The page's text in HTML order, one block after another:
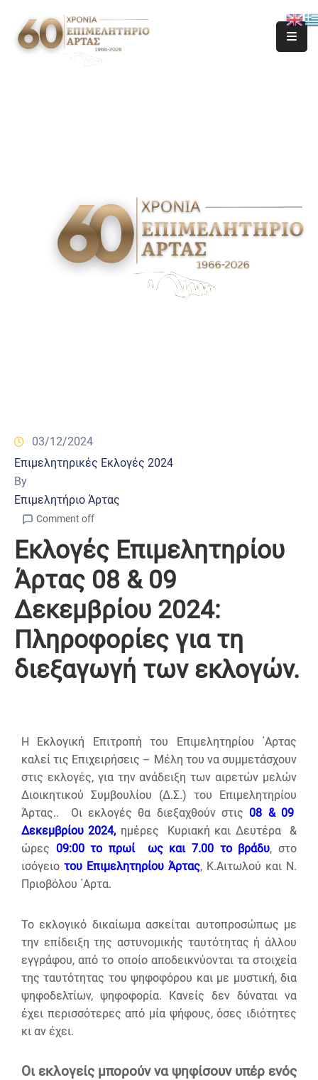
03/12/2024
Επιμελητηρικές Εκλογές 2024
By
Επιμελητήριο Άρτας
Comment off
Εκλογές Επιμελητηρίου
Άρτας 08 & 09
Δεκεμβρίου 2024:
Πληροφορίες για τη
διεξαγωγή των εκλογών.
Η Εκλογική Επιτροπή του Επιμελητηρίου ΄Αρτας
καλεί τις Επιχειρήσεις – Μέλη του να συμμετάσχουν
στις εκλογές, για την ανάδειξη των αιρετών μελών
Διοικητικού Συμβουλίου (Δ.Σ.) του Επιμελητηρίου
Άρτας.. Οι εκλογές θα διεξαχθούν στις08 & 09
Δεκεμβρίου 2024, ημέρες Κυριακή και Δευτέρα &
ώρες 09:00 το πρωί ως και 7.00 το βράδυ, στο
ισόγειο του Επιμελητηρίου Άρτας, Κ.Αιτωλού και Ν.
Πριοβόλου ΄Αρτα.
Το εκλογικό δικαίωμα ασκείται αυτοπροσώπως με
την επίδειξη της αστυνομικής ταυτότητας ή άλλου
εγγράφου, από το οποίο αποδεικνύονται τα στοιχεία
της ταυτότητας του ψηφοφόρου και με μυστική, δια
ψηφοδελτίων, ψηφοφορία. Κανείς δεν δύναται να
έχει περισσότερες από μία ψήφους, όσες ιδιότητες
κι αν έχει.
Οι εκλογείς μπορούν να ψηφίσουν υπέρ ενός